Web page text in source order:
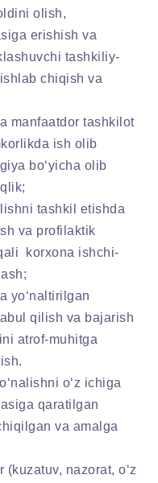
olish,
erishish va
tashkiliy-
chiqish va
manfaatdor tashkilot
ish olib
bo‘yicha olib
tashkil etishda
va profilaktik
korxona ishchi-
yo‘naltirilgan
qilish va bajarish
atrof-muhitga
o‘z ichiga
qaratilgan
va amalga
nazorat, o‘z